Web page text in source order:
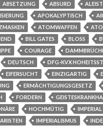
ABSETZUNG ABSURD
APOKALYPTISCH
ATOMWAFFEN
BILL GATES BLOSS
COURAGE
DEUTSCH
DFG-KVX
EIFERSUCHT EINZIGARTIG
ERMÄCHTIGUNGSGESETZ
FORDERN
HOCHMÜTIG
IMPERIAL
IMPERIALISMUS